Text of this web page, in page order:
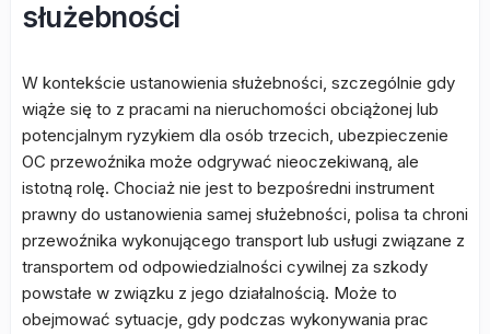
służebności
W kontekście ustanowienia służebności, szczególnie gdy
wiąże się to z pracami na nieruchomości obciążonej lub
potencjalnym ryzykiem dla osób trzecich, ubezpieczenie
OC przewoźnika może odgrywać nieoczekiwaną, ale
istotną rolę. Chociaż nie jest to bezpośredni instrument
prawny do ustanowienia samej służebności, polisa ta chroni
przewoźnika wykonującego transport lub usługi związane z
transportem od odpowiedzialności cywilnej za szkody
powstałe w związku z jego działalnością. Może to
obejmować sytuacje, gdy podczas wykonywania prac